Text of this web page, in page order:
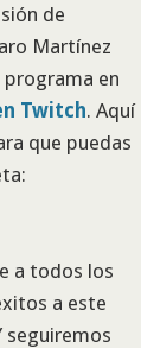
de
Martínez
en
Twitch. Aquí
que puedas
a todos los
a este
seguiremos